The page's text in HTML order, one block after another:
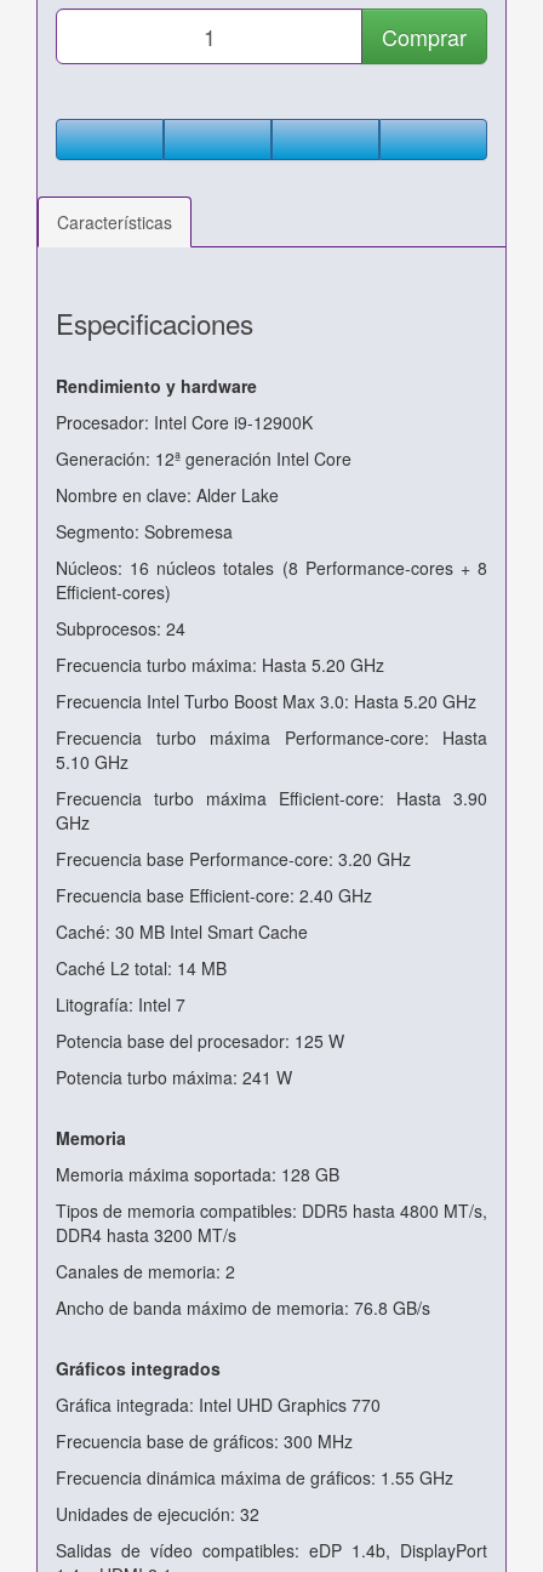
Comprar
Características
Especificaciones
Rendimiento y hardware
Procesador: Intel Core i9-12900K
Generación: 12ª generación Intel Core
Nombre en clave: Alder Lake
Segmento: Sobremesa
Núcleos: 16 núcleos totales (8 Performance-cores + 8
Efficient-cores)
Subprocesos: 24
Frecuencia turbo máxima: Hasta 5.20 GHz
Frecuencia Intel Turbo Boost Max 3.0: Hasta 5.20 GHz
Frecuencia turbo máxima Performance-core: Hasta
5.10 GHz
Frecuencia turbo máxima Efficient-core: Hasta 3.90
GHz
Frecuencia base Performance-core: 3.20 GHz
Frecuencia base Efficient-core: 2.40 GHz
Caché: 30 MB Intel Smart Cache
Caché L2 total: 14 MB
Litografía: Intel 7
Potencia base del procesador: 125 W
Potencia turbo máxima: 241 W
Memoria
Memoria máxima soportada: 128 GB
Tipos de memoria compatibles: DDR5 hasta 4800 MT/s,
DDR4 hasta 3200 MT/s
Canales de memoria: 2
Ancho de banda máximo de memoria: 76.8 GB/s
Gráficos integrados
Gráfica integrada: Intel UHD Graphics 770
Frecuencia base de gráficos: 300 MHz
Frecuencia dinámica máxima de gráficos: 1.55 GHz
Unidades de ejecución: 32
Salidas de vídeo compatibles: eDP 1.4b, DisplayPort